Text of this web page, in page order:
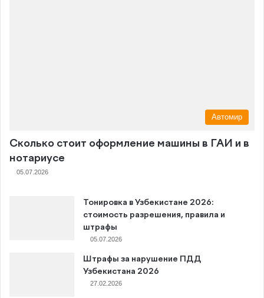
Автомир
Сколько стоит оформление машины в ГАИ и в
нотариусе
05.07.2026
Тонировка в Узбекистане 2026:
стоимость разрешения, правила и
штрафы
05.07.2026
Штрафы за нарушение ПДД
Узбекистана 2026
27.02.2026